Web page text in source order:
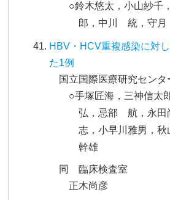
○鈴木悠太，小山紗千
郎，中川 統，守
HBV・HCV重複感染に対
た1例
国立国際医療研究センタ
○手塚匠海，三神信太
弘，忌部 航，永田
志，小早川雅男，秋
幹雄
同 臨床検査室
正木尚彦